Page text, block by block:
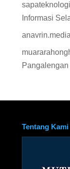
Informasi
Tentang Kami